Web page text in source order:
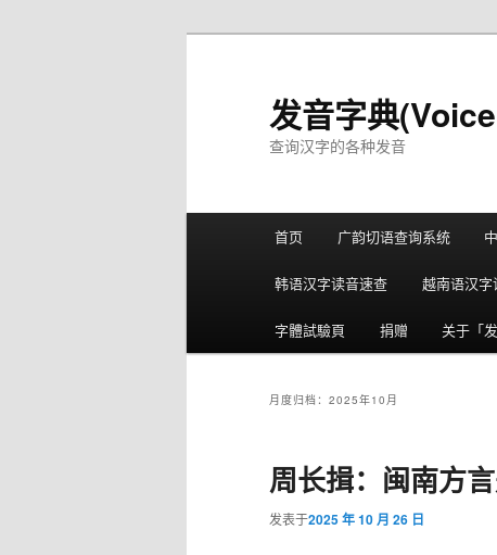
发音字典
查询汉字的各种发音
首页 广韵切语查询系统
韩语汉字读音速查 越南语汉字
字體試驗頁 捐赠 关于「
月度归档： 2025年10月
周长揖：闽南方
发表于2025 年 10 月 26 日